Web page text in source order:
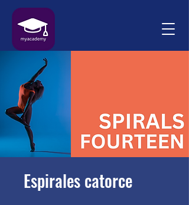
Espirales catorce